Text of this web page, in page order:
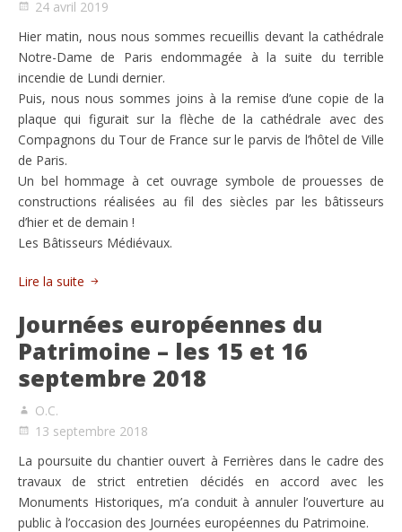
24 avril 2019
Hier matin, nous nous sommes recueillis devant la cathédrale
Notre-Dame de Paris endommagée à la suite du terrible
incendie de Lundi dernier.
Puis, nous nous sommes joins à la remise d’une copie de la
plaque qui figurait sur la flèche de la cathédrale avec des
Compagnons du Tour de France sur le parvis de l’hôtel de Ville
de Paris.
Un bel hommage à cet ouvrage symbole de prouesses de
constructions réalisées au fil des siècles par les bâtisseurs
d’hier et de demain !
Les Bâtisseurs Médiévaux.
Lire la suite
Journées européennes du
Patrimoine – les 15 et 16
septembre 2018
O.C.
13 septembre 2018
La poursuite du chantier ouvert à Ferrières dans le cadre des
travaux de strict entretien décidés en accord avec les
Monuments Historiques, m’a conduit à annuler l’ouverture au
public à l’occasion des Journées européennes du Patrimoine.